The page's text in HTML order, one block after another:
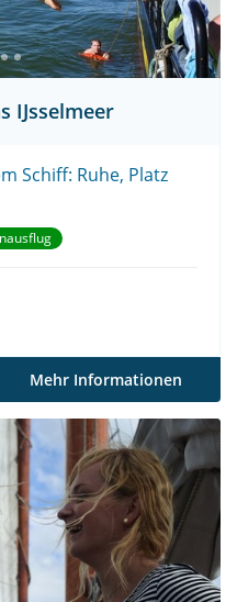
IJsselmeer
Schiff: Ruhe, Platz
Mehr Informationen